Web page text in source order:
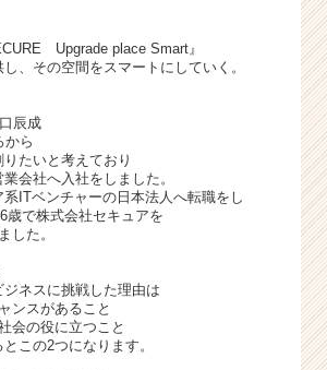
ト
キ
ャ
リ
ア
（C
h
e
r
C
a
Upgrade place Smart』
、その空間をスマートにしていく。
辰成
ら
たいと考えており
会社へ入社をしました。
ITベンチャーの日本法人へ転職をし
で株式会社セキュアを
した。
ネスに挑戦した理由は
ンスがあること
会の役に立つこと
この2つになります。